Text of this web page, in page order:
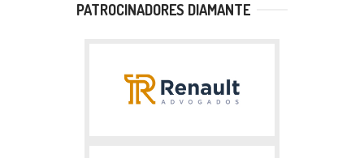
PATROCINADORES DIAMANTE